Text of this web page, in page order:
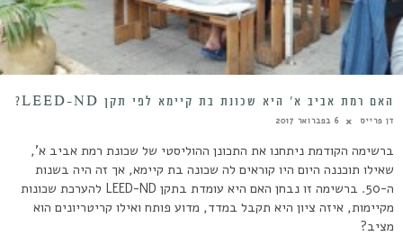
האם רמת אביב א’ היא שכונת בת קיימא לפי תקן LEED-ND?
דן פרייס 6 בפברואר 2017
ברשימה הקודמת ניתחנו את התכונן ההוליסטי של שכונת רמת אביב א',
שאילו תוכננה היום היו קוראים לה שכונה בת קיימא, אך זה היה בשנות
ה-50. ברשימה זו נבחן האם היא עומדת בתקן LEED-ND להערכת שכונות
מקיימות, איזה ציון היא תקבל במדד, מדוע פותח ואילו קריטריונים הוא
מציב?